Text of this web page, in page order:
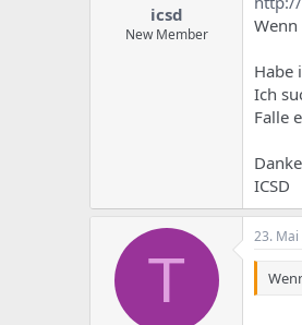
n
g
icsd
New Member
Habe
Ich
Falle
ICSD
T
23. Mai